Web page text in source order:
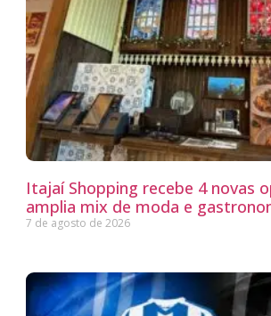
Itajaí Shopping recebe 4 novas
amplia mix de moda e
7 de agosto de 2026